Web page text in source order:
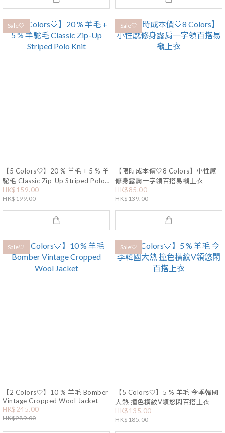
Sale🤍
【5 Colors🤍】20 % 羊毛 + 5 % 羊
駝毛 Classic Zip-Up Striped Polo
Knit
HK$159.00
HK$199.00
Sale🤍
【限時成本價🤍8 Colors】小性感
修身露肩一字領百搭易襯上衣
HK$85.00
HK$139.00
Sale🤍
【2 Colors🤍】10 % 羊毛 Bomber
Vintage Cropped Wool Jacket
HK$245.00
HK$289.00
Sale🤍
【5 Colors🤍】5 % 羊毛 今季韓國
大熱 撞色橫紋V領悠閑百搭上衣
HK$135.00
HK$185.00